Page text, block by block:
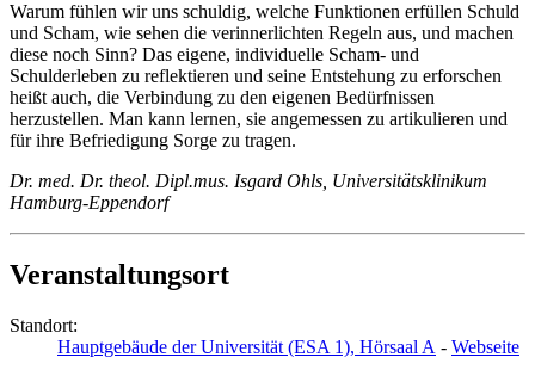
Warum fühlen wir uns schuldig, welche Funktionen erfüllen Schuld
und Scham, wie sehen die verinnerlichten Regeln aus, und machen
diese noch Sinn? Das eigene, individuelle Scham- und
Schulderleben zu reflektieren und seine Entstehung zu erforschen
heißt auch, die Verbindung zu den eigenen Bedürfnissen
herzustellen. Man kann lernen, sie angemessen zu artikulieren und
für ihre Befriedigung Sorge zu tragen.
Dr. med. Dr. theol. Dipl.mus. Isgard Ohls, Universitätsklinikum
Hamburg-Eppendorf
Veranstaltungsort
Standort:
Hauptgebäude der Universität (ESA 1), Hörsaal A - Webseite